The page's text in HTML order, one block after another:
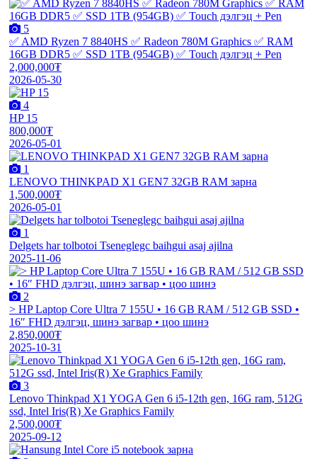
5
✅ AMD Ryzen 7 8840HS ✅ Radeon 780M Graphics ✅ RAM
16GB DDR5 ✅ SSD 1TB (954GB) ✅ Touch дэлгэц + Pen
2,000,000₮
2026-05-30
4
HP 15
800,000₮
2026-05-01
1
LENOVO THINKPAD X1 GEN7 32GB RAM зарна
1,500,000₮
2026-05-01
1
Delgets har tolbotoi Tseneglegc baihgui asaj ajilna
2025-11-06
2
> HP Laptop Core Ultra 7 155U • 16 GB RAM / 512 GB SSD •
16″ FHD дэлгэц, шинэ загвар • цоо шинэ
2,850,000₮
2025-10-31
3
Lenovo Thinkpad X1 YOGA Gen 6 i5-12th gen, 16G ram, 512G
ssd, Intel Iris(R) Xe Graphics Family
2,500,000₮
2025-09-12